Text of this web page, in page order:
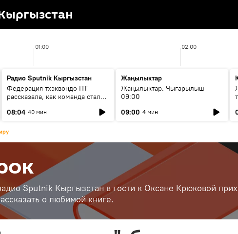
01:00 02:00
Радио Sputnik Кыргызстан
Федерация тхэквондо ITF
рассказала, как команда стала
08:04 40 мин
Жаңылыктар
Жаңылыктар. Чыгарылыш
09:00
09:00 4 мин
Sputnik Кыргызстан в гости к Оксане Крюковой
о любимой книге.